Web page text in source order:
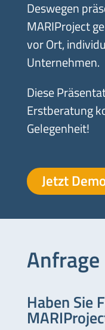
Deswegen
MARIProject
vor Ort,
Unternehmen.
Diese
Erstberatung
Gelegenheit!
Jetzt
Anfrage
Haben Sie